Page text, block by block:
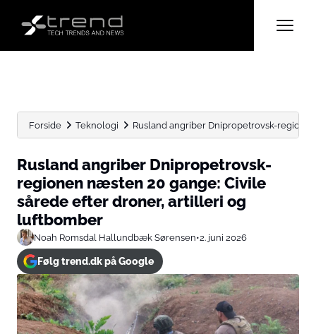
Forside Teknologi Rusland angriber Dnipropetrovsk-
Rusland angriber Dnipropetrovsk-
regionen næsten 20 gange: Civile
sårede efter droner, artilleri og
luftbomber
Noah Romsdal Hallundbæk Sørensen•2. juni 2026
Følg trend.dk på Google